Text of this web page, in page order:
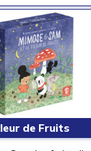
de Fruits